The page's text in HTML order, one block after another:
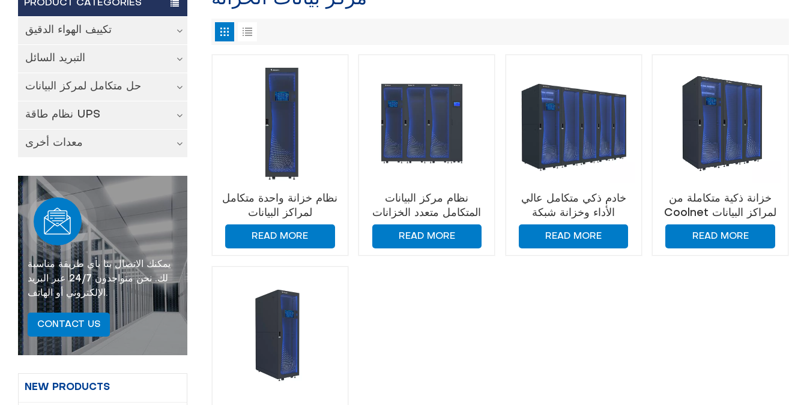
PRODUCT CATEGORIES
تكييف الهواء الدقيق
التبريد السائل
حل متكامل لمركز البيانات
نظام طاقة UPS
معدات أخرى
يمكنك الاتصال بنا بأي طريقة مناسبة
لك. نحن متواجدون 24/7 عبر البريد
الإلكتروني أو الهاتف.
CONTACT US
NEW PRODUCTS
نظام خزانة واحدة متكامل
لمراكز البيانات
READ MORE
نظام مركز البيانات
المتكامل متعدد الخزانات
Coolnet
READ MORE
خادم ذكي متكامل عالي
الأداء وخزانة شبكة
READ MORE
خزانة ذكية متكاملة من
Coolnet لمراكز البيانات
وحلول غرف الخوادم
READ MORE